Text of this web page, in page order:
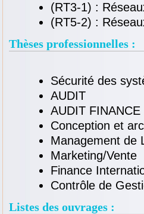
(RT3-1) :
(RT5-2) :
Thèses professionnelles :
Sécurité des
AUDIT
AUDIT FINANCE
Conception et
Management de
Marketing/Vente
Finance
Contrôle de
Listes des ouvrages :